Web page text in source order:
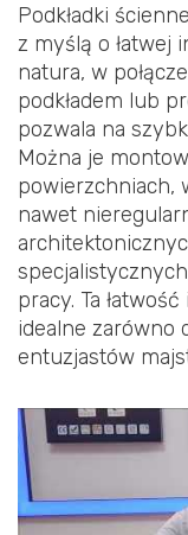
Podkładki
z myślą o łatwej
natura, w
podkładem lub
pozwala na
Można je
powierzchniach,
nawet
pracy. Ta
idealne zarówno
entuzjastów